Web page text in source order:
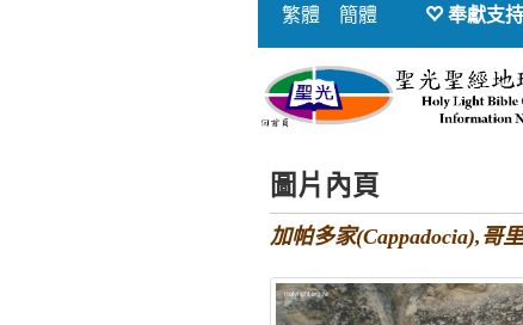
繁體 簡體 奉獻支
圖片內頁
加帕多家(Cappadocia),哥